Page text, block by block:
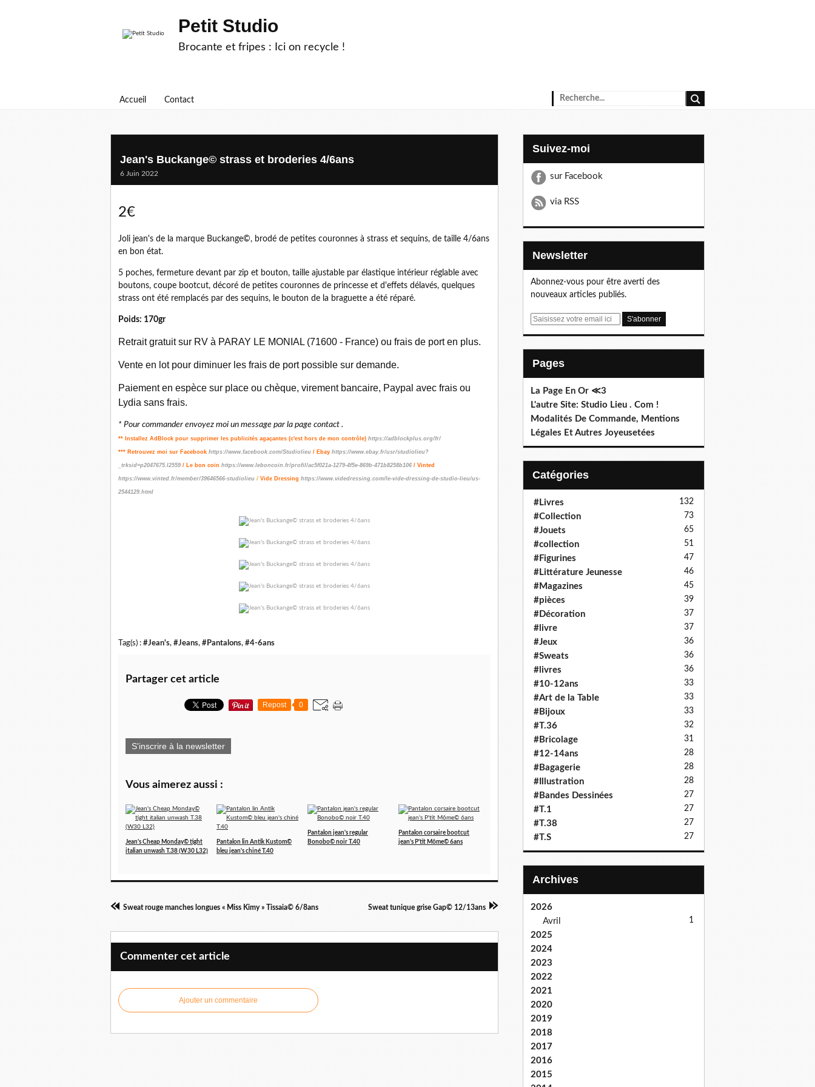
Petit Studio
Brocante et fripes : Ici on recycle !
Accueil Contact
Jean's Buckange© strass et broderies 4/6ans
6 Juin 2022
2€
Joli jean's de la marque Buckange©, brodé de petites couronnes à strass et sequins, de taille 4/6ans
en bon état.
5 poches, fermeture devant par zip et bouton, taille ajustable par élastique intérieur réglable avec
boutons, coupe bootcut, décoré de petites couronnes de princesse et d'effets délavés, quelques
strass ont été remplacés par des sequins, le bouton de la braguette a été réparé.
Poids: 170gr
Retrait gratuit sur RV à PARAY LE MONIAL (71600 - France) ou frais de port en plus.
Vente en lot pour diminuer les frais de port possible sur demande.
Paiement en espèce sur place ou chèque, virement bancaire, Paypal avec frais ou
Lydia sans frais.
* Pour commander envoyez moi un message par la page contact .
** Installez AdBlock pour supprimer les publicités agaçantes (c'est hors de mon contrôle) https://adblockplus.org/fr/
*** Retrouvez moi sur Facebook https://www.facebook.com/Studiolieu / Ebay https://www.ebay.fr/usr/studiolieu?
_trksid=p2047675.l2559 / Le bon coin https://www.leboncoin.fr/profil/ac5f021a-1279-4f5e-869b-471b8258b106 / Vinted
https://www.vinted.fr/member/39646566-studiolieu / Vide Dressing https://www.videdressing.com/le-vide-dressing-de-studio-lieu/us-
2544129.html
Tag(s) : #Jean's, #Jeans, #Pantalons, #4-6ans
Partager cet article
Repost 0
S'inscrire à la newsletter
Vous aimerez aussi :
Jean's Cheap Monday© tight
italian unwash T.38 (W30 L32)
Pantalon lin Antik Kustom©
bleu jean's chiné T.40
Pantalon jean's regular
Bonobo© noir T.40
Pantalon corsaire bootcut
jean's P'tit Môme© 6ans
Sweat rouge manches longues « Miss Kimy » Tissaia© 6/8ans Sweat tunique grise Gap© 12/13ans
Commenter cet article
Ajouter un commentaire
Suivez-moi
sur Facebook
via RSS
Newsletter
Abonnez-vous pour être averti des
nouveaux articles publiés.
E
Pages
La Page En Or ≪3
L'autre Site: Studio Lieu . Com !
Modalités De Commande, Mentions
Légales Et Autres Joyeusetées
Catégories
#Livres 132
#Collection 73
#Jouets 65
#collection 51
#Figurines 47
#Littérature Jeunesse 46
#Magazines 45
#pièces 39
#Décoration 37
#livre 37
#Jeux 36
#Sweats 36
#livres 36
#10-12ans 33
#Art de la Table 33
#Bijoux 33
#T.36 32
#Bricolage 31
#12-14ans 28
#Bagagerie 28
#Illustration 28
#Bandes Dessinées 27
#T.1 27
#T.38 27
#T.S 27
Archives
2026
Avril
1
2025
2024
2023
2022
2021
2020
2019
2018
2017
2016
2015